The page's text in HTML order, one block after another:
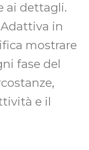
ai dettagli.
in
mostrare
fase del
e il